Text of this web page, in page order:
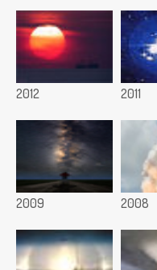
2012 2011
2009 2008